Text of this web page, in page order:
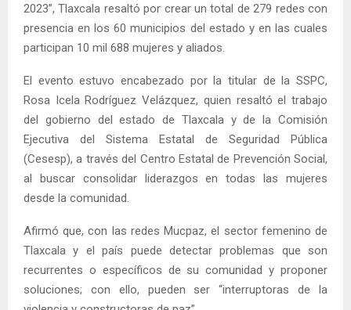
2023”, Tlaxcala resaltó por crear un total de 279 redes con
presencia en los 60 municipios del estado y en las cuales
participan 10 mil 688 mujeres y aliados.
El evento estuvo encabezado por la titular de la SSPC,
Rosa Icela Rodríguez Velázquez, quien resaltó el trabajo
del gobierno del estado de Tlaxcala y de la Comisión
Ejecutiva del Sistema Estatal de Seguridad Pública
(Cesesp), a través del Centro Estatal de Prevención Social,
al buscar consolidar liderazgos en todas las mujeres
desde la comunidad.
Afirmó que, con las redes Mucpaz, el sector femenino de
Tlaxcala y el país puede detectar problemas que son
recurrentes o específicos de su comunidad y proponer
soluciones; con ello, pueden ser “interruptoras de la